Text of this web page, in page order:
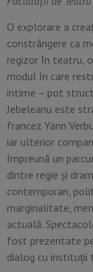
O explorare a
constrângere ca
regizor în teatru,
modul în care
intime – pot
Jebeleanu este
francez Yann
iar ulterior
împreună un
dintre regie și
contemporan,
marginalitate,
actuală.
fost prezentate pe
dialog cu instituții